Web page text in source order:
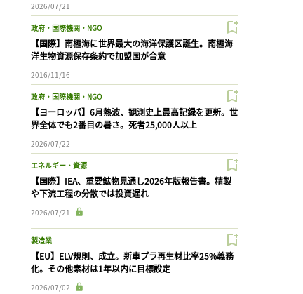
2026/07/21
政府・国際機関・NGO
【国際】南極海に世界最大の海洋保護区誕生。南極海
洋生物資源保存条約で加盟国が合意
2016/11/16
政府・国際機関・NGO
【ヨーロッパ】6月熱波、観測史上最高記録を更新。世
界全体でも2番目の暑さ。死者25,000人以上
2026/07/22
エネルギー・資源
【国際】IEA、重要鉱物見通し2026年版報告書。精製
や下流工程の分散では投資遅れ
2026/07/21
製造業
【EU】ELV規則、成立。新車プラ再生材比率25%義務
化。その他素材は1年以内に目標設定
2026/07/02